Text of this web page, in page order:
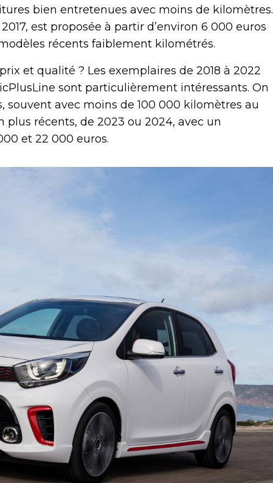
bien entretenues avec moins de kilomètres.
est proposée à partir d’environ 6 000 euros
récents faiblement kilométrés.
et qualité ? Les exemplaires de 2018 à 2022
sont particulièrement intéressants. On
souvent avec moins de 100 000 kilomètres au
récents, de 2023 ou 2024, avec un
et 22 000 euros.